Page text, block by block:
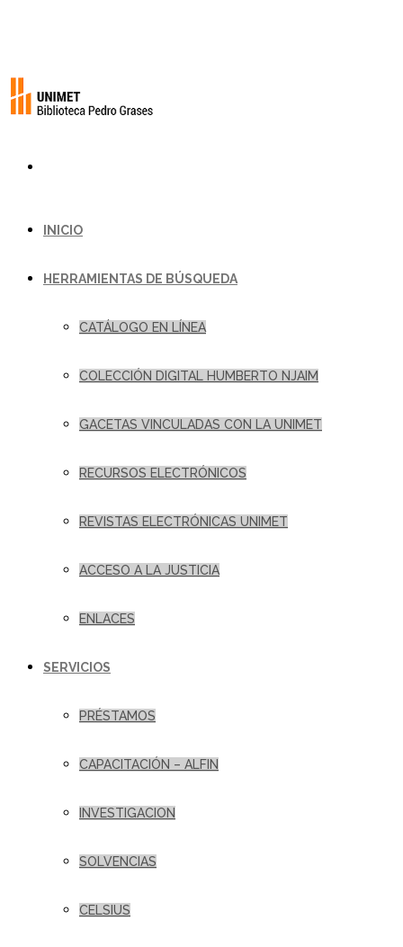
INICIO
HERRAMIENTAS DE BÚSQUEDA
CATÁLOGO EN LÍNEA
COLECCIÓN DIGITAL HUMBERTO NJAIM
GACETAS VINCULADAS CON LA UNIMET
RECURSOS ELECTRÓNICOS
REVISTAS ELECTRÓNICAS UNIMET
ACCESO A LA JUSTICIA
ENLACES
SERVICIOS
PRÉSTAMOS
CAPACITACIÓN – ALFIN
INVESTIGACION
SOLVENCIAS
CELSIUS